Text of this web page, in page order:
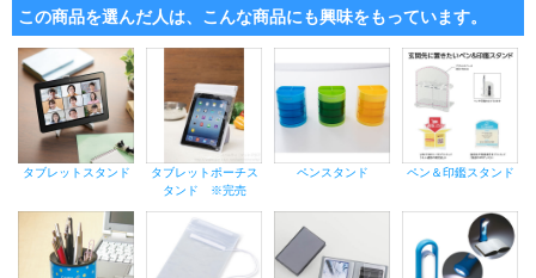
この商品を選んだ人は、こんな商品にも興味をもっています。
タブレットスタンド
タブレットポーチス
タンド ※完売
ペンスタンド ペン＆印鑑スタンド